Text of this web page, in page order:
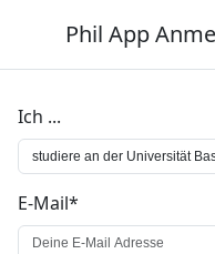
Phil App
Ich ...
E-Mail*